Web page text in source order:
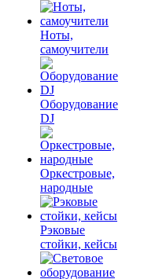
Ноты,
самоучители
Оборудование
DJ
Оркестровые,
народные
Рэковые
стойки, кейсы